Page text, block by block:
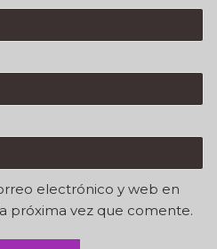
electrónico y web en
próxima vez que comente.